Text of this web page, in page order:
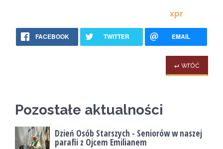
xpr
FACEBOOK TWITTER EMAIL
↵ wróć
Pozostałe aktualności
Dzień Osób Starszych - Seniorów w naszej
parafii z Ojcem Emilianem